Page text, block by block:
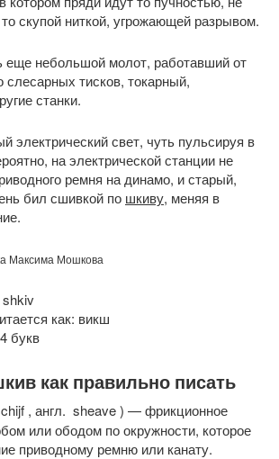
скупой ниткой, угрожающей разрывом.
еще небольшой молот, работавший от
слесарных тисков, токарный,
станки.
электрический свет, чуть пульсируя в
на электрической станции не
ремня на динамо, и старый,
бил сшивкой по шкиву, меняя в
Максима Мошкова
как: викш
букв
как правильно писать
, англ. sheave ) — фрикционное
или ободом по окружности, которое
приводному ремню или канату.